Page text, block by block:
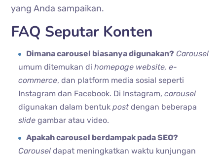
yang Anda sampaikan.
FAQ Seputar Konten
Dimana carousel biasanya digunakan? Carousel
umum ditemukan dihomepage website, e-
commerce, dan platform media sosial seperti
Instagram dan Facebook. Di Instagram,carousel
digunakan dalam bentukpostdengan beberapa
slide gambar atau video.
Apakah carousel berdampak pada SEO?
Carousel dapat meningkatkan waktu kunjungan